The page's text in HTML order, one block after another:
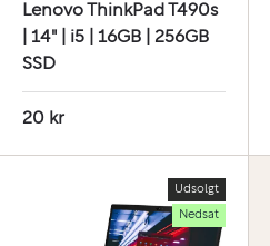
Lenovo ThinkPad T490s
| 14" | i5 | 16GB | 256GB
SSD
20 kr
Udsolgt
Nedsat